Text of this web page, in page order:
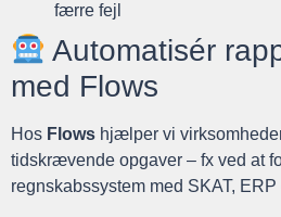
færre fejl
Automatisér
med Flows
Hos Flows hjælper vi
tidskrævende opgaver – fx ved at
regnskabssystem med SKAT,